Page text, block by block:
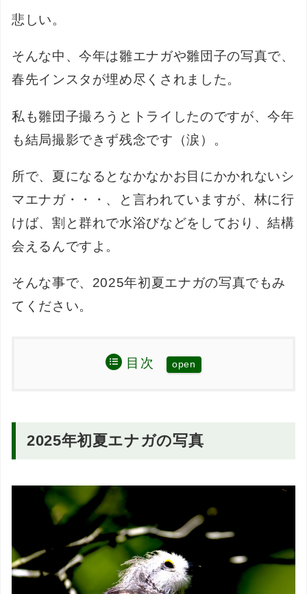
悲しい。
そんな中、今年は雛エナガや雛団子の写真で、
春先インスタが埋め尽くされました。
私も雛団子撮ろうとトライしたのですが、今年
も結局撮影できず残念です（涙）。
所で、夏になるとなかなかお目にかかれないシ
マエナガ・・・、と言われていますが、林に行
けば、割と群れで水浴びなどをしており、結構
会えるんですよ。
そんな事で、2025年初夏エナガの写真でもみ
てください。
目次
2025年初夏エナガの写真